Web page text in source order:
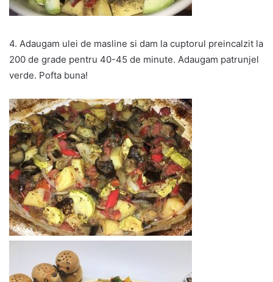
4. Adaugam ulei de masline si dam la cuptorul preincalzit la
200 de grade pentru 40-45 de minute. Adaugam patrunjel
verde. Pofta buna!